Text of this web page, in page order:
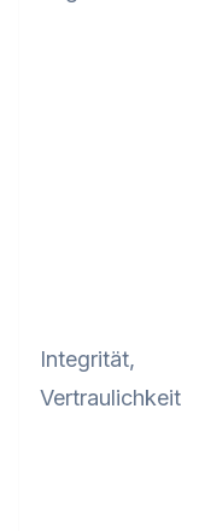
Integrität,
Vertraulichkeit